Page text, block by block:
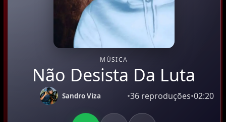
MÚSICA
Não Desista Da Luta
Sandro Viza •36 reproduções•02:20